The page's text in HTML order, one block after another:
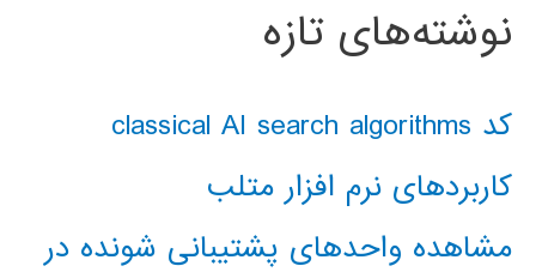
نوشته‌های تازه
کد classical AI search algorithms
کاربردهای نرم افزار متلب
مشاهده واحدهای پشتیبانی شونده در